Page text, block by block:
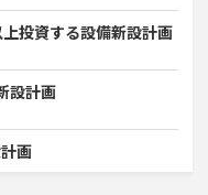
投資する設備新設計画
設計画
画